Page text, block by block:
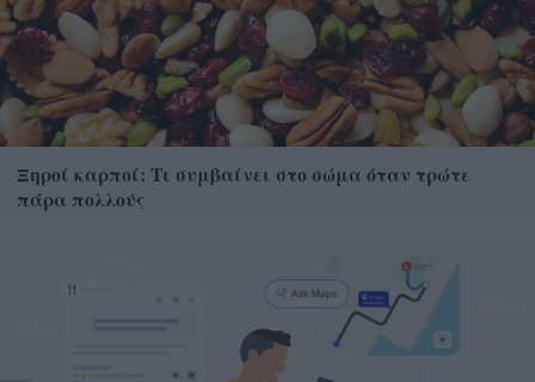
Ξηροί καρποί: Τι συμβαίνει στο σώμα όταν τρώτε
πάρα πολλούς